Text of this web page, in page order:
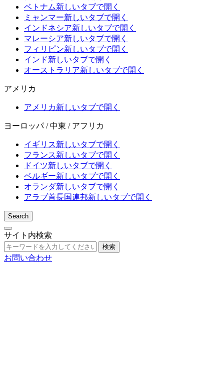
ベトナム新しいタブで開く
ミャンマー新しいタブで開く
インドネシア新しいタブで開く
マレーシア新しいタブで開く
フィリピン新しいタブで開く
インド新しいタブで開く
オーストラリア新しいタブで開く
アメリカ
アメリカ新しいタブで開く
ヨーロッパ / 中東 / アフリカ
イギリス新しいタブで開く
フランス新しいタブで開く
ドイツ新しいタブで開く
ベルギー新しいタブで開く
オランダ新しいタブで開く
アラブ首長国連邦新しいタブで開く
Search
サイト内検索
検索
お問い合わせ